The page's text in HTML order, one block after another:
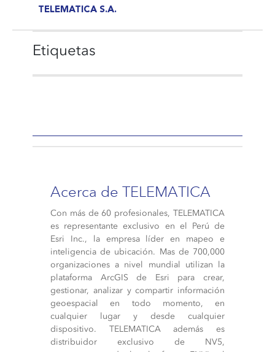
TELEMATICA S.A.
Etiquetas
Acerca de TELEMATICA
Con más de 60 profesionales, TELEMATICA
es representante exclusivo en el Perú de
Esri Inc., la empresa líder en mapeo e
inteligencia de ubicación. Mas de 700,000
organizaciones a nivel mundial utilizan la
plataforma ArcGIS de Esri para crear,
gestionar, analizar y compartir información
geoespacial en todo momento, en
cualquier lugar y desde cualquier
dispositivo. TELEMATICA además es
distribuidor exclusivo de NV5,